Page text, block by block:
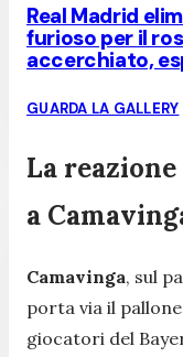
Real Madrid
furioso per il
accerchiato,
GUARDA LA GALLERY
La
a
Camavinga, sul
porta via il
giocatori del